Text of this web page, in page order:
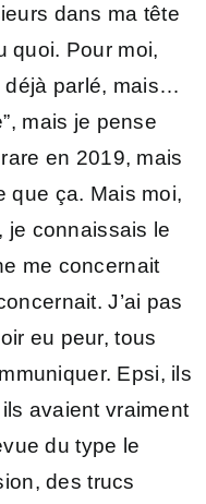
dans ma tête
quoi. Pour moi,
déjà parlé, mais…
mais je pense
en 2019, mais
que ça. Mais moi,
je connaissais le
me concernait
J’ai pas
eu peur, tous
Epsi, ils
avaient vraiment
du type le
des trucs